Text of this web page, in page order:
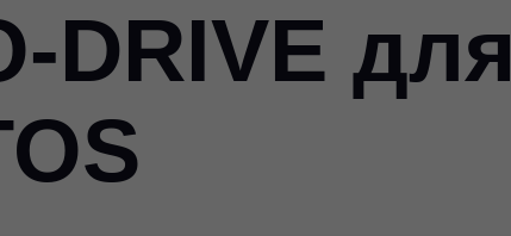
DRIVE для